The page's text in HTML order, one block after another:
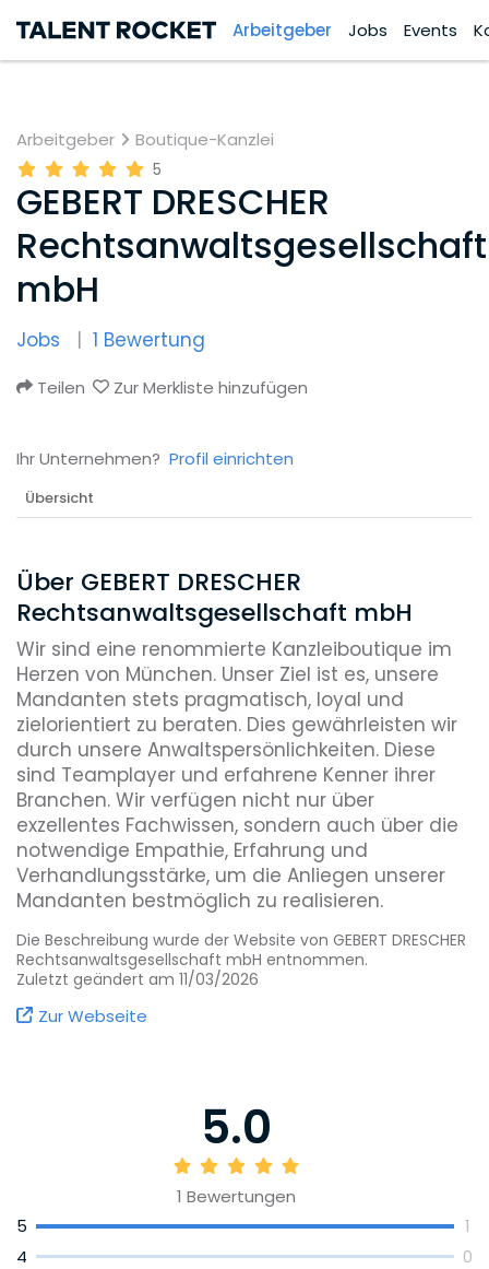
Arbeitgeber Jobs Events
Arbeitgeber Boutique-Kanzlei
5
GEBERT DRESCHER
Rechtsanwaltsgesellschaft
mbH
Jobs 1 Bewertung
Teilen Zur Merkliste hinzufügen
Ihr Unternehmen? Profil einrichten
Übersicht
Über GEBERT DRESCHER
Rechtsanwaltsgesellschaft mbH
Wir sind eine renommierte Kanzleiboutique im
Herzen von München. Unser Ziel ist es, unsere
Mandanten stets pragmatisch, loyal und
zielorientiert zu beraten. Dies gewährleisten wir
durch unsere Anwaltspersönlichkeiten. Diese
sind Teamplayer und erfahrene Kenner ihrer
Branchen. Wir verfügen nicht nur über
exzellentes Fachwissen, sondern auch über die
notwendige Empathie, Erfahrung und
Verhandlungsstärke, um die Anliegen unserer
Mandanten bestmöglich zu realisieren.
Die Beschreibung wurde der Website von GEBERT DRESCHER
Rechtsanwaltsgesellschaft mbH entnommen.
Zuletzt geändert am 11/03/2026
Zur Webseite
5.0
1 Bewertungen
5
1
4 0